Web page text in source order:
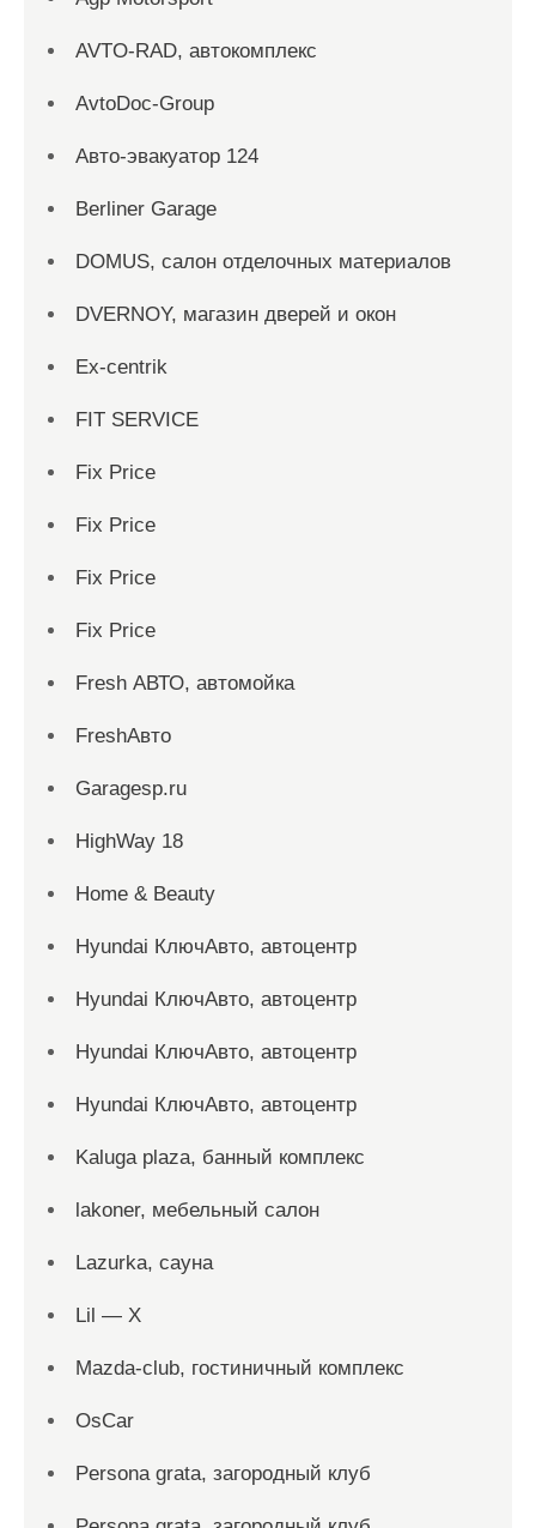
AVTO-RAD, автокомплекс
AvtoDoc-Group
Aвто-эвакуатор 124
Berliner Garage
DOMUS, салон отделочных материалов
DVERNOY, магазин дверей и окон
Ex-centrik
FIT SERVICE
Fix Price
Fix Price
Fix Price
Fix Price
Fresh АВТО, автомойка
FreshАвто
Garagesp.ru
HighWay 18
Home & Beauty
Hyundai КлючАвто, автоцентр
Hyundai КлючАвто, автоцентр
Hyundai КлючАвто, автоцентр
Hyundai КлючАвто, автоцентр
Kaluga plaza, банный комплекс
lakoner, мебельный салон
Lazurka, сауна
Lil — X
Mazda-club, гостиничный комплекс
OsCar
Persona grata, загородный клуб